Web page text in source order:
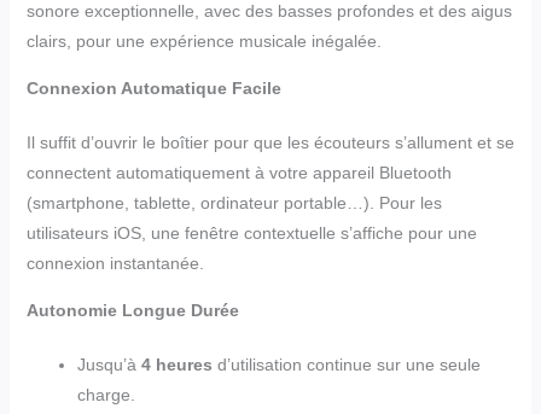
sonore exceptionnelle, avec des basses profondes et des aigus
clairs, pour une expérience musicale inégalée.
Connexion Automatique Facile
Il suffit d’ouvrir le boîtier pour que les écouteurs s’allument et se
connectent automatiquement à votre appareil Bluetooth
(smartphone, tablette, ordinateur portable…). Pour les
utilisateurs iOS, une fenêtre contextuelle s’affiche pour une
connexion instantanée.
Autonomie Longue Durée
Jusqu’à 4 heures d’utilisation continue sur une seule
charge.